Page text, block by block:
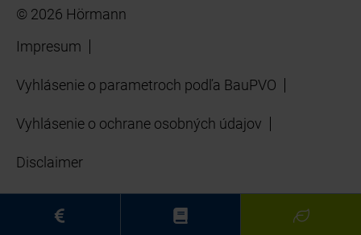
© 2026 Hörmann
Impresum
Vyhlásenie o parametroch podľa BauPVO
Vyhlásenie o ochrane osobných údajov
Disclaimer